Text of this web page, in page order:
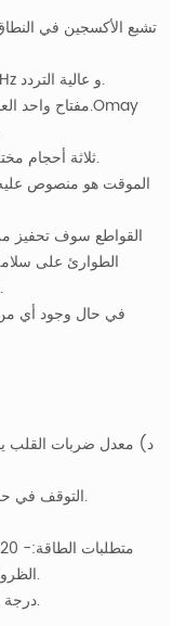
4.تمرير منخفض الرقمية مرشح يزيل 50/60Hz و عالية التردد.
6.ثلاثة أحجام مختلفة من الأصفاد للعجول أقل وأعلى الفخذين.
الطوارئ على سلامة
الكهربائي ، ضاغط التوقف في حالات الطوارئ.
v) التوقف في حالات الطوارئ يتم تشغيلها من قبل المريض.
11.متطلبات الطاقة:- 220 فولت ± 10% ، 50/60 هرتز ، 1350 دبليو
12.الظروف البيئية: خالية من الغازات المسببة للتآكل.
درجة الحرارة : -10 درجة مئوية إلى 40 درجة مئوية.